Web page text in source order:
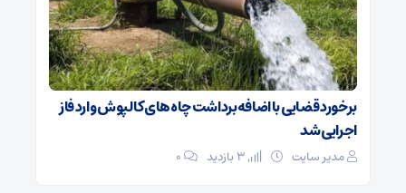
برخورد قضایی با اضافه‌برداشت چاه‌های کالپوش وارد فاز
اجرایی شد
مدیر سایت ۰